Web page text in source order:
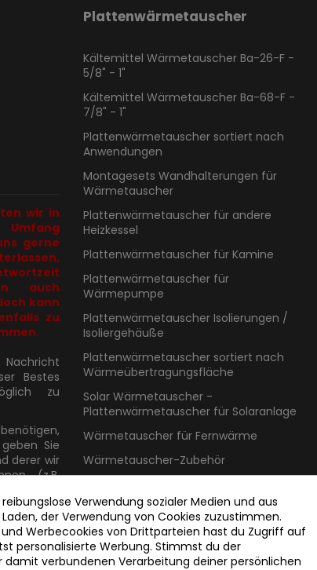
wir in
gerne
auch
kann
zu
Nachricht
Bestes
zu
Sie
derer wir
(z.B.
und
Plattenwärmetauscher
Kältemittel Wärmetauscher Ba-26-F -
5/8" - 1"
Kältemittel Wärmetauscher Ba-68-F -
7/8" - 1"
Plattenwärmetauscher sortiert nach
Anwendungen
Montagesets Wandhalterungen für
Wärmetauscher
Plattenwärmetauscher für andere
Heizkessel
Plattenwärmetauscher für Kamine
Plattenwärmetauscher für
Wärmepumpe
Plattenwärmetauscher Isolierungen /
Isoliergehäuße
Plattenwärmetauscher sortiert nach
Wärmeübertragungsfläche
Solar Wärmetauscher -
Plattenwärmetauscher für Solaranlage
Wärmetauscher für Fernwärme
Wärmetauscher-Zubehör
Verwendung sozialer Medien und aus
der Verwendung von Cookies zuzustimmen.
Werbecookies von Drittparteien hast du Zugriff auf
personalisierte Werbung. Stimmst du der
damit verbundenen Verarbeitung deiner persönlichen